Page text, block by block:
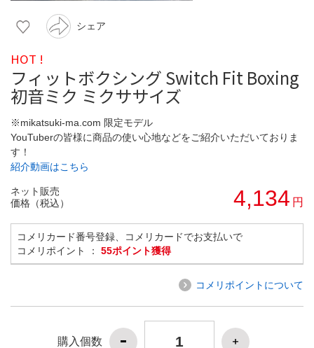
シェア
HOT !
フィットボクシング Switch Fit Boxing
初音ミク ミクササイズ
※mikatsuki-ma.com 限定モデル
YouTuberの皆様に商品の使い心地などをご紹介いただいておりま
す！
紹介動画はこちら
ネット販売
価格（税込）
4,134 円
コメリカード番号登録、コメリカードでお支払いで
コメリポイント ： 55ポイント獲得
コメリポイントについて
購入個数